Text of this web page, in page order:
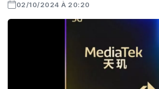
02/10/2024 À 20:20